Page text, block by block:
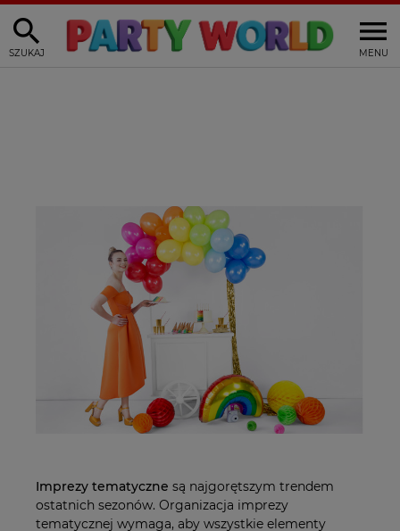
MENU
SZUKAJ
Imprezy tematyczne są najgorętszym trendem
ostatnich sezonów. Organizacja imprezy
tematycznej wymaga, aby wszystkie elementy